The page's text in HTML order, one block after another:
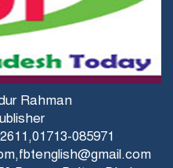
উপবৃত্তির জন্য ব্লকড
নির্দেশনা
সঙ্গে অস্ট্রেলিয়ার ভারপ্রাপ্ত
বৈঠক
Rahman
085971